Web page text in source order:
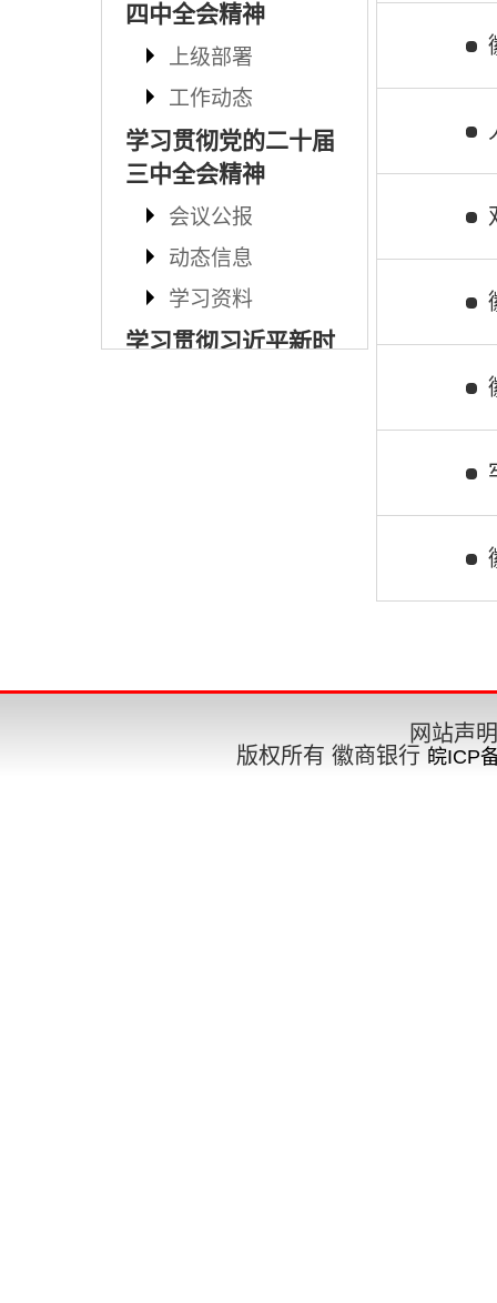
四中全会精神
上级部署
工作动态
学习贯彻党的二十届
三中全会精神
会议公报
动态信息
学习资料
学习贯彻习近平新时
网站声明
版权所有 徽商银行 皖ICP